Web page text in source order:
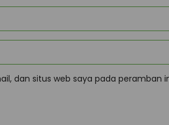
dan situs web saya pada peramban